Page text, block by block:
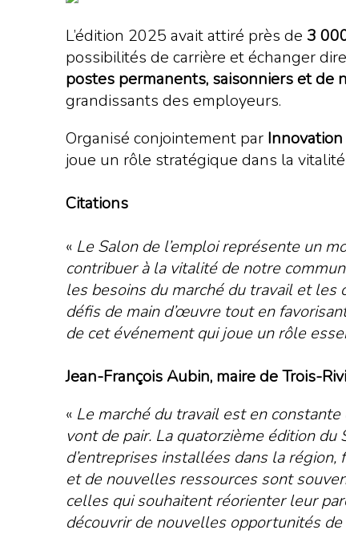
L’édition 2025 avait attiré près de 3
possibilités de carrière et échanger
postes permanents, saisonniers et de
grandissants des employeurs.
Organisé conjointement par
joue un rôle stratégique dans la
Citations
« Le Salon de l’emploi représente un
contribuer à la vitalité de notre
les besoins du marché du travail et les
défis de main d’œuvre tout en
de cet événement qui joue un rôle
Jean-François Aubin, maire de Trois-
« Le marché du travail est en
vont de pair. La quatorzième édition
d’entreprises installées dans la
et de nouvelles ressources sont
celles qui souhaitent réorienter leur
découvrir de nouvelles opportunités de